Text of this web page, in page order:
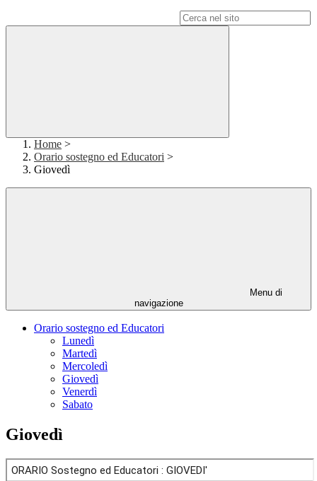
Home >
Orario sostegno ed Educatori >
Giovedì
Menu di
navigazione
Orario sostegno ed Educatori
Lunedì
Martedì
Mercoledì
Giovedì
Venerdì
Sabato
Giovedì